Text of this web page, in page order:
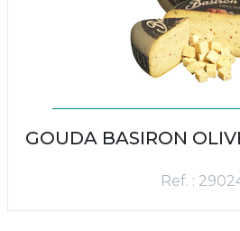
GOUDA BASIRON
Ref. :